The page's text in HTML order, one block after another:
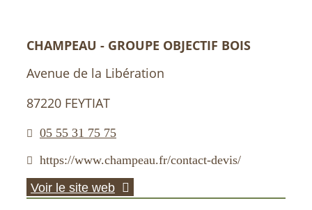
CHAMPEAU - GROUPE OBJECTIF BOIS
Avenue de la Libération
87220 FEYTIAT
05 55 31 75 75
https://www.champeau.fr/contact-devis/
Voir le site web